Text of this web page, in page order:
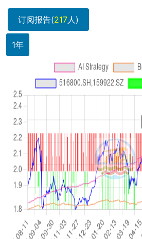
订阅报告(217人)
1年